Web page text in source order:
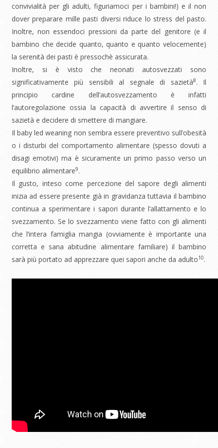
convivialità per gli adulti, figuriamoci per i bambini!) e il non
dover preparare mille pasti diversi riduce lo stress del pasto.
Inoltre, non essendoci pressioni da parte del genitore (e il
bambino che decide quanto, quanto e quanto velocemente)
la serenità dei pasti è pressochè assicurata.
Inoltre, si è visto che neonati autosvezzati sono
significativamente più sensibili al segnale di sazietà8. Il
principio cardine dell’autosvezzamento è infatti
l’autoregolazione ossia la capacità di avvertire il senso di
sazietà e decidere di smettere di mangiare.
Il baby led weaning non sembra essere preventivo sull’obesità
o i disturbi del comportamento alimentare (spesso dovuti a
disagi emotivi) ma è sicuramente un primo passo verso un
equilibrio alimentare9.
Il gusto, inteso come percezione del sapore degli alimenti
inizia ad essere presente già in gravidanza tuttavia il bambino
continua a sperimentare i sapori durante l’allattamento e lo
svezzamento. Se lo svezzamento viene fatto con gli alimenti
che l’intera famiglia mangia (ovviamente è importante una
corretta e sana abitudine alimentare familiare) il bambino
sarà più portato ad apprezzare quei sapori anche da adulto10.